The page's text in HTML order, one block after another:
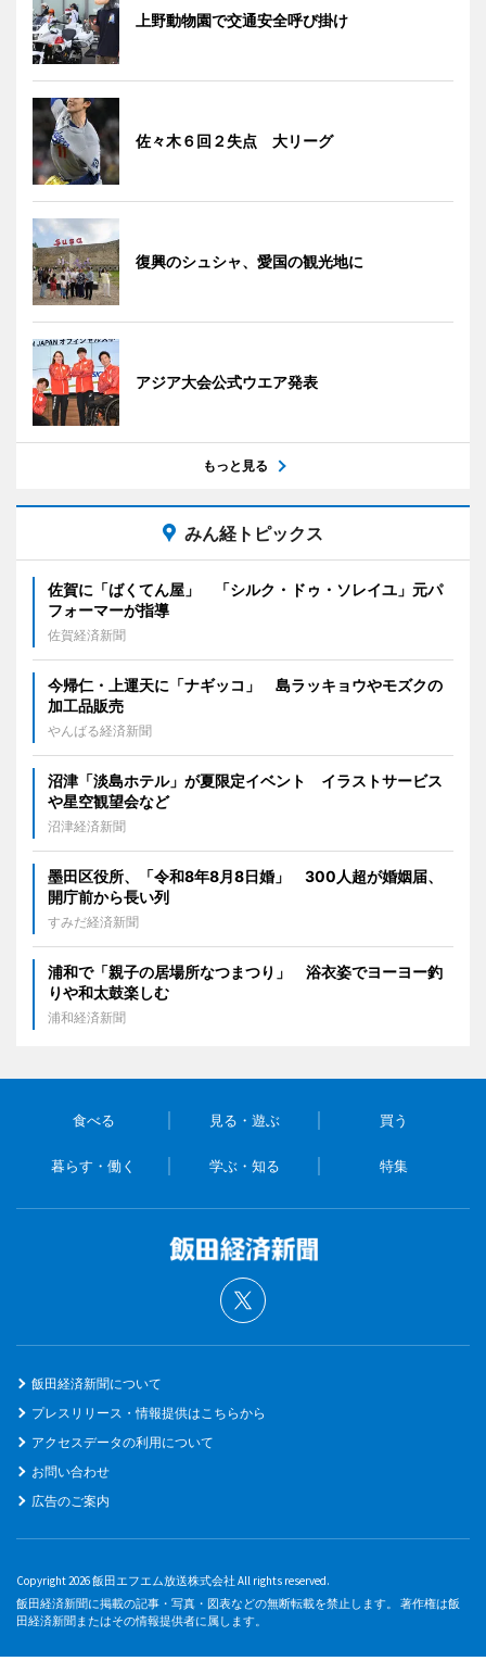
上野動物園で交通安全呼び掛け
佐々木６回２失点 大リーグ
復興のシュシャ、愛国の観光地に
アジア大会公式ウエア発表
もっと見る
みん経トピックス
佐賀に「ばくてん屋」 「シルク・ドゥ・ソレイユ」元パ
フォーマーが指導
佐賀経済新聞
今帰仁・上運天に「ナギッコ」 島ラッキョウやモズクの
加工品販売
やんばる経済新聞
沼津「淡島ホテル」が夏限定イベント イラストサービス
や星空観望会など
沼津経済新聞
墨田区役所、「令和8年8月8日婚」 300人超が婚姻届、
開庁前から長い列
すみだ経済新聞
浦和で「親子の居場所なつまつり」 浴衣姿でヨーヨー釣
りや和太鼓楽しむ
浦和経済新聞
食べる 見る・遊ぶ 買う
暮らす・働く 学ぶ・知る 特集
飯田経済新聞について
プレスリリース・情報提供はこちらから
アクセスデータの利用について
お問い合わせ
広告のご案内
Copyright 2026 飯田エフエム放送株式会社 All rights reserved.
飯田経済新聞に掲載の記事・写真・図表などの無断転載を禁止します。 著作権は飯
田経済新聞またはその情報提供者に属します。